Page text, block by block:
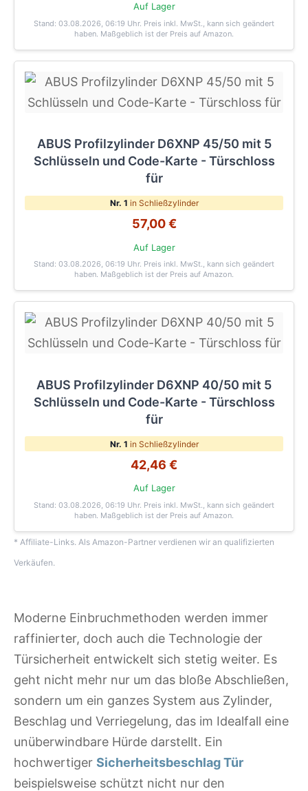
Auf Lager
Stand: 03.08.2026, 06:19 Uhr. Preis inkl. MwSt., kann sich geändert
haben. Maßgeblich ist der Preis auf Amazon.
ABUS Profilzylinder D6XNP 45/50 mit 5
Schlüsseln und Code-Karte - Türschloss
für
Nr. 1 in Schließzylinder
57,00 €
Auf Lager
Stand: 03.08.2026, 06:19 Uhr. Preis inkl. MwSt., kann sich geändert
haben. Maßgeblich ist der Preis auf Amazon.
ABUS Profilzylinder D6XNP 40/50 mit 5
Schlüsseln und Code-Karte - Türschloss
für
Nr. 1 in Schließzylinder
42,46 €
Auf Lager
Stand: 03.08.2026, 06:19 Uhr. Preis inkl. MwSt., kann sich geändert
haben. Maßgeblich ist der Preis auf Amazon.
* Affiliate-Links. Als Amazon-Partner verdienen wir an qualifizierten
Verkäufen.
Moderne Einbruchmethoden werden immer
raffinierter, doch auch die Technologie der
Türsicherheit entwickelt sich stetig weiter. Es
geht nicht mehr nur um das bloße Abschließen,
sondern um ein ganzes System aus Zylinder,
Beschlag und Verriegelung, das im Idealfall eine
unüberwindbare Hürde darstellt. Ein
hochwertiger Sicherheitsbeschlag Tür
beispielsweise schützt nicht nur den